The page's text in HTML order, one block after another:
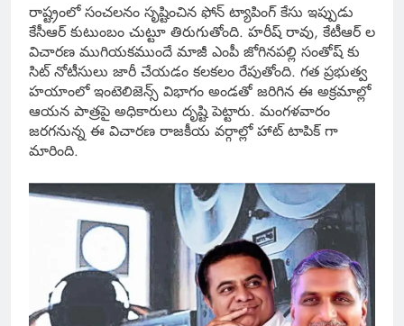
రాష్ట్రంలో సంచలనం సృష్టించిన ఫోన్ ట్యాపింగ్ కేసు ఇప్పుడు
కేసీఆర్ కుటుంబం చుట్టూ తిరుగుతోంది. హరీష్ రావు, కేటీఆర్ ల
విచారణ ముగియకముందే మాజీ ఎంపీ జోగినపల్లి సంతోష్‌ కు
సిట్ నోటీసులు జారీ చేయడం కలకలం రేపుతోంది. గత ప్రభుత్వ
హయాంలో ఇంటెలిజెన్స్ విభాగం అండతో జరిగిన ఈ అక్రమాల్లో
ఆయన పాత్రపై అధికారులు దృష్టి పెట్టారు. మంగళవారం
జరగనున్న ఈ విచారణ రాజకీయ వర్గాల్లో హాట్ టాపిక్ గా
మారింది.